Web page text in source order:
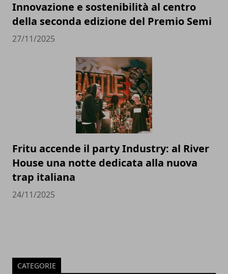
Innovazione e sostenibilità al centro
della seconda edizione del Premio Semi
27/11/2025
Fritu accende il party Industry: al River
House una notte dedicata alla nuova
trap italiana
24/11/2025
CATEGORIE